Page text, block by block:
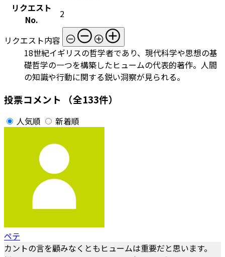
リクエスト
No.
2
リクエスト内容
18世紀イギリスの哲学者であり、現代科学や思想の基
礎哲学の一つを構築したヒュームの代表的著作。人間
の知識や行動に関する鋭い洞察が見られる。
投票コメント （全133件）
人気順 新着順
ペテ
カントの言を顧みなくともヒュームは重要だと思います。